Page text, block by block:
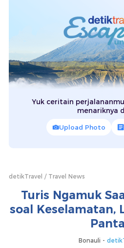
Yuk ceritain
menariknya
Upload Photo
detikTravel Travel News
Turis Ngamuk
soal Keselamatan,
Bonauli -